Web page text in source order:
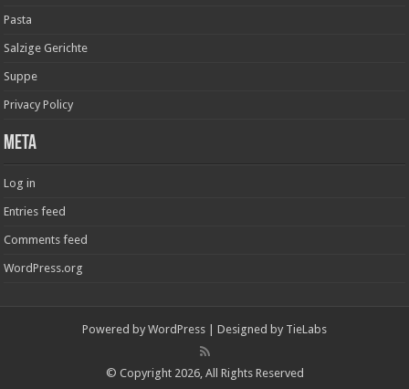
Pasta
Salzige Gerichte
Suppe
Privacy Policy
Meta
Log in
Entries feed
Comments feed
WordPress.org
Powered by WordPress | Designed by TieLabs
© Copyright 2026, All Rights Reserved